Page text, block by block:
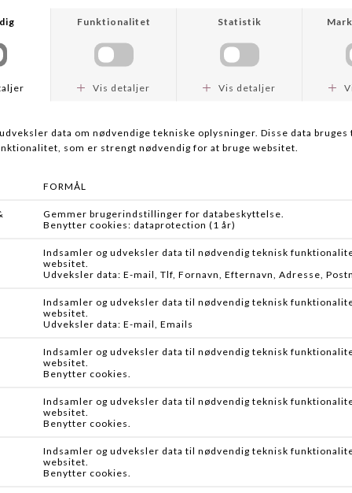
PLANO FROST COOLER 13L
OUTDOOR SNAPSE TRÆKOP 2CL
DKK 79,95
CLASSIC FOOD JAR